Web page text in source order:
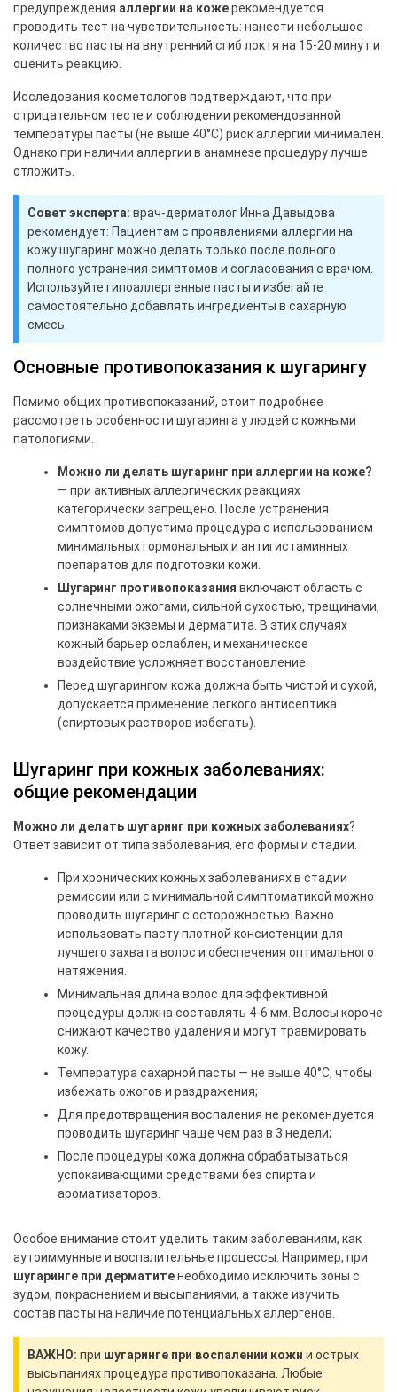
предупреждения аллергии на кожерекомендуется
проводить тест на чувствительность: нанести небольшое
количество пасты на внутренний сгиб локтя на 15-20 минут и
оценить реакцию.
Исследования косметологов подтверждают, что при
отрицательном тесте и соблюдении рекомендованной
температуры пасты (не выше 40°С) риск аллергии минимален.
Однако при наличии аллергии в анамнезе процедуру лучше
отложить.
Совет эксперта: врач-дерматолог Инна Давыдова
рекомендует: Пациентам с проявлениями аллергии на
кожу шугаринг можно делать только после полного
полного устранения симптомов и согласования с врачом.
Используйте гипоаллергенные пасты и избегайте
самостоятельно добавлять ингредиенты в сахарную
смесь.
Основные противопоказания к шугарингу
Помимо общих противопоказаний, стоит подробнее
рассмотреть особенности шугаринга у людей с кожными
патологиями.
Можно ли делать шугаринг при аллергии на коже?
— при активных аллергических реакциях
категорически запрещено. После устранения
симптомов допустима процедура с использованием
минимальных гормональных и антигистаминных
препаратов для подготовки кожи.
Шугаринг противопоказания включают область с
солнечными ожогами, сильной сухостью, трещинами,
признаками экземы и дерматита. В этих случаях
кожный барьер ослаблен, и механическое
воздействие усложняет восстановление.
Перед шугарингом кожа должна быть чистой и сухой,
допускается применение легкого антисептика
(спиртовых растворов избегать).
Шугаринг при кожных заболеваниях:
общие рекомендации
Можно ли делать шугаринг при кожных заболеваниях?
Ответ зависит от типа заболевания, его формы и стадии.
При хронических кожных заболеваниях в стадии
ремиссии или с минимальной симптоматикой можно
проводить шугаринг с осторожностью. Важно
использовать пасту плотной консистенции для
лучшего захвата волос и обеспечения оптимального
натяжения.
Минимальная длина волос для эффективной
процедуры должна составлять 4-6 мм. Волосы короче
снижают качество удаления и могут травмировать
кожу.
Температура сахарной пасты — не выше 40°С, чтобы
избежать ожогов и раздражения;
Для предотвращения воспаления не рекомендуется
проводить шугаринг чаще чем раз в 3 недели;
После процедуры кожа должна обрабатываться
успокаивающими средствами без спирта и
ароматизаторов.
Особое внимание стоит уделить таким заболеваниям, как
аутоиммунные и воспалительные процессы. Например, при
шугаринге при дерматитенеобходимо исключить зоны с
зудом, покраснением и высыпаниями, а также изучить
состав пасты на наличие потенциальных аллергенов.
ВАЖНО: при шугаринге при воспалении кожи и острых
высыпаниях процедура противопоказана. Любые